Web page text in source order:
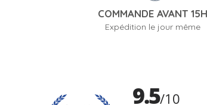
COMMANDE AVANT 15H
Expédition le jour même